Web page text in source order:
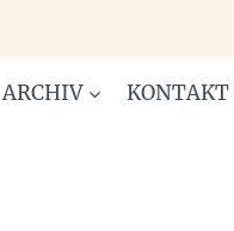
ARCHIV KONTAKT